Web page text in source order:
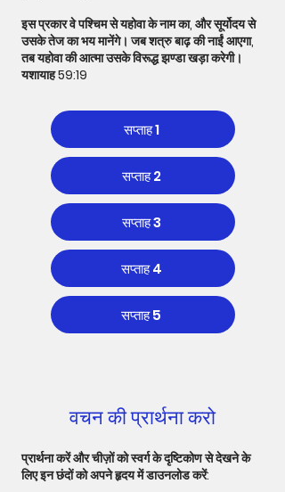
इस प्रकार वे पश्चिम से यहोवा के नाम का, और सूर्योदय से
उसके तेज का भय मानेंगे। जब शत्रु बाढ़ की नाईं आएगा,
तब यहोवा की आत्मा उसके विरूद्ध झण्डा खड़ा करेगी।
यशायाह 59:19
सप्ताह 1
सप्ताह 2
सप्ताह 3
सप्ताह 4
सप्ताह 5
वचन की प्रार्थना करो
प्रार्थना करें और चीज़ों को स्वर्ग के दृष्टिकोण से देखने के
लिए इन छंदों को अपने हृदय में डाउनलोड करें: